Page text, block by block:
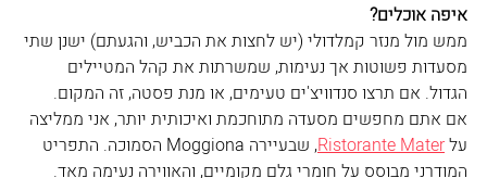
איפה אוכלים?
ממש מול מנזר קמלדולי (יש לחצות את הכביש, והגעתם) ישנן שתי
מסעדות פשוטות אך נעימות, שמשרתות את קהל המטיילים
הגדול. אם תרצו סנדוויצ'ים טעימים, או מנת פסטה, זה המקום.
אם אתם מחפשים מסעדה מתוחכמת ואיכותית יותר, אני ממליצה
על Ristorante Mater
, שבעיירה Moggiona הסמוכה. התפריט
המודרני מבוסס על חומרי גלם מקומיים, והאווירה נעימה מאד.